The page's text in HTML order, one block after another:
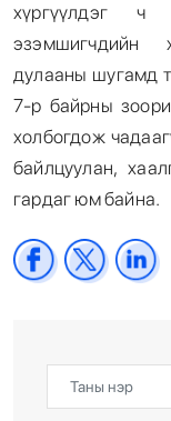
хүргүүлдэг ч
эзэмшигчдийн
дулааны шугамд
7-р байрны
холбогдож
байлцуулан,
гардаг юм байна.